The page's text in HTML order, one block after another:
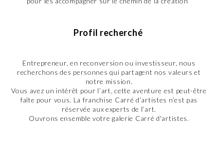
Profil recherché
Entrepreneur, en reconversion ou investisseur, nous
recherchons des personnes qui partagent nos valeurs et
notre mission.
Vous avez un intérêt pour l’art, cette aventure est peut-être
faîte pour vous. La franchise Carré d’artistes n’est pas
réservée aux experts de l’art.
Ouvrons ensemble votre galerie Carré d'artistes.